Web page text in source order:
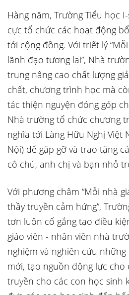
Hàng năm, Trường Tiểu học
cực tổ chức các hoạt động
tới cộng đồng. Với triết lý
lãnh đạo tương lai”, Nhà
trung nâng cao chất lượng
chất, chương trình học mà
tác thiện nguyện đóng góp
Nhà trường tổ chức chương
nghĩa tới Làng Hữu Nghị Việt
Nội) để gặp gỡ và trao tặng
cô chú, anh chị và bạn nhỏ
Với phương châm “Mỗi nhà
thầy truyền cảm hứng”,
tơn luôn cố gắng tạo điều
giáo viên - nhân viên nhà
nghiệm và nghiên cứu
mới, tạo nguồn động lực cho
truyền cho các con học sinh